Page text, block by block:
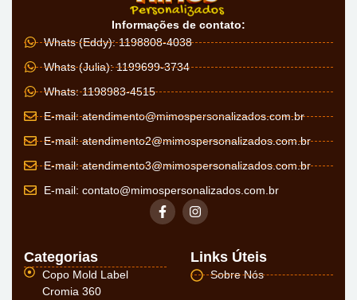
Informações de contato:
Whats (Eddy): 1198808-4038
Whats (Julia): 1199699-3734
Whats: 1198983-4515
E-mail:atendimento@mimospersonalizados.com.br
E-mail:atendimento2@mimospersonalizados.com.br
E-mail:atendimento3@mimospersonalizados.com.br
E-mail: contato@mimospersonalizados.com.br
Categorias
Copo Mold Label
Cromia 360
Links Úteis
Sobre Nós